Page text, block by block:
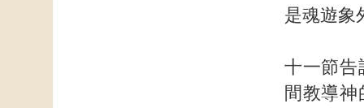
是魂遊象
十一節告
間教導